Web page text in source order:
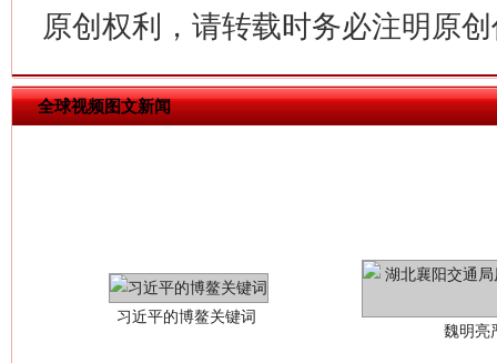
原创权利，请转载时务必注明原
全球视频图文新闻